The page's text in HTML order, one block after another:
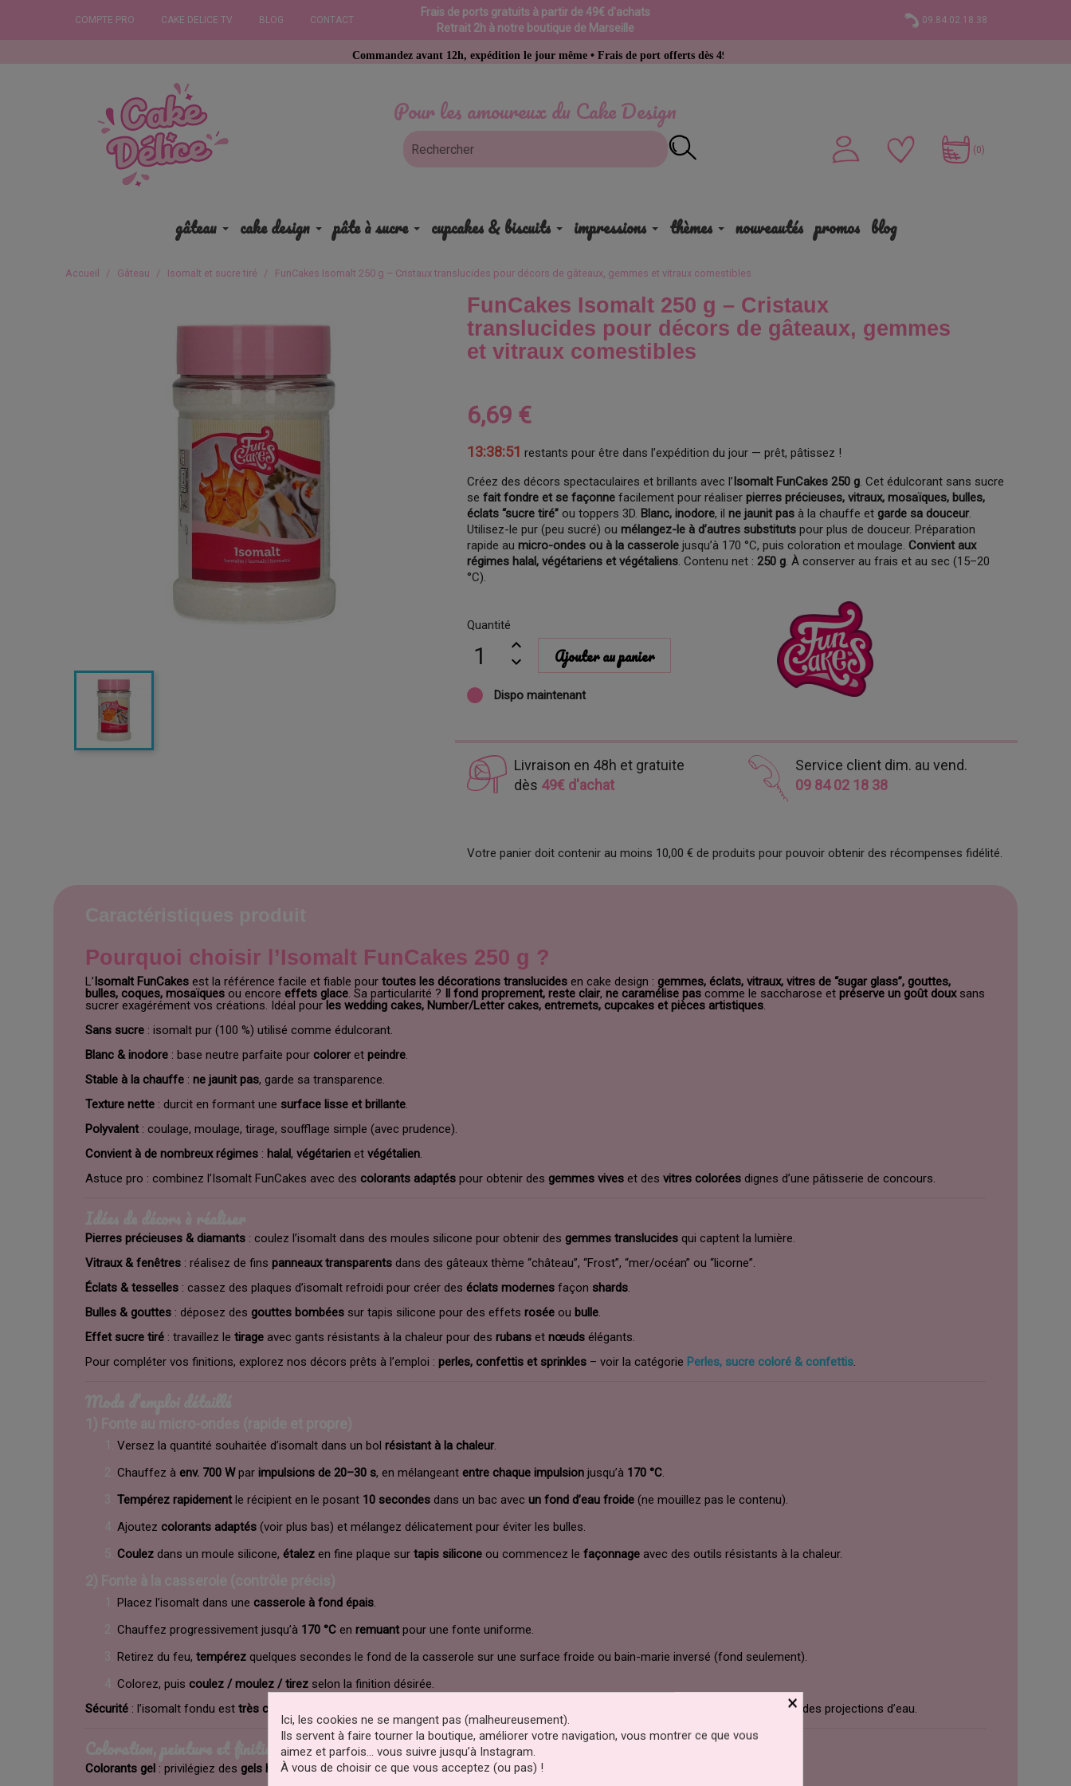
COMPTE PRO CAKE DELICE TV BLOG CONTACT
Frais de ports gratuits à partir de 49€ d'achats
Retrait 2h à notre boutique de Marseille
09.84.02.18.38
Pour les amoureux du Cake Design
Commandez avant 12h, expédition le jour même • Frais de port offerts dès 49 € d’achat
(0)
gâteau cake design pâte à sucre cupcakes & biscuits impressions thèmes nouveautés promos blog
Accueil Gâteau Isomalt et sucre tiré FunCakes Isomalt 250 g – Cristaux translucides pour décors de gâteaux, gemmes et vitraux comestibles
FunCakes Isomalt 250 g – Cristaux
translucides pour décors de gâteaux, gemmes
et vitraux comestibles
6,69 €
13:38:50 restants pour être dans l’expédition du jour — prêt, pâtissez !
Créez des décors spectaculaires et brillants avec l’Isomalt FunCakes 250 g. Cet édulcorant sans sucre
sefait fondre et se façonne facilement pour réaliserpierres précieuses, vitraux, mosaïques, bulles,
éclats “sucre tiré” ou toppers 3D. Blanc, inodore, ilne jaunit pas à la chauffe etgarde sa douceur.
Utilisez-le pur (peu sucré) oumélangez-le à d’autres substituts pour plus de douceur. Préparation
rapide aumicro-ondes ou à la casserole jusqu’à 170 °C, puis coloration et moulage.Convient aux
régimes halal, végétariens et végétaliens. Contenu net :250 g. À conserver au frais et au sec (15–20
°C).
Quantité
Ajouter au panier
Dispo maintenant
Livraison en 48h et gratuite
dès 49€ d'achat
Service client dim. au vend.
09 84 02 18 38
Votre panier doit contenir au moins 10,00 € de produits pour pouvoir obtenir des récompenses fidélité.
Pourquoi choisir l’Isomalt FunCakes 250 g ?
L’IsomaltFunCakes est la référence facile et fiable pourtoutes les décorations translucides en cake design :gemmes, éclats, vitraux, vitres de “sugar glass”, gouttes,
bulles, coques, mosaïques ou encoreeffets glace. Sa particularité ? Il fond proprement, reste clair,ne caramélise pas comme le saccharose etpréserve un goût douxsans
sucrer exagérément vos créations. Idéal pour les wedding cakes, Number/Letter cakes, entremets, cupcakes et pièces artistiques.
Sans sucre : isomalt pur (100 %) utilisé comme édulcorant.
Blanc & inodore : base neutre parfaite pourcoloreretpeindre.
Stable à la chauffe :ne jaunit pas, garde sa transparence.
Texture nette : durcit en formant unesurface lisse et brillante.
Polyvalent: coulage, moulage, tirage, soufflage simple (avec prudence).
Convient à de nombreux régimes : halal,végétarien etvégétalien.
Astuce pro : combinez l’Isomalt FunCakes avec descolorants adaptés pour obtenir desgemmes vives et desvitres colorées dignes d’une pâtisserie de concours.
Pierres précieuses & diamants : coulez l’isomalt dans des moules silicone pour obtenir desgemmes translucides qui captent la lumière.
Vitraux & fenêtres : réalisez de finspanneaux transparents dans des gâteaux thème “château”, “Frost”, “mer/océan” ou “licorne”.
Éclats & tesselles : cassez des plaques d’isomalt refroidi pour créer deséclats modernes façonshards.
Bulles & gouttes : déposez desgouttes bombées sur tapis silicone pour des effetsrosée ou bulle.
Effet sucre tiré : travaillez letirage avec gants résistants à la chaleur pour desrubans etnœuds élégants.
Pour compléter vos finitions, explorez nos décors prêts à l’emploi :perles, confettis et sprinkles – voir la catégorie Perles, sucre coloré & confettis.
Versez la quantité souhaitée d’isomalt dans un bolrésistant à la chaleur.
Chauffez àenv. 700 Wparimpulsions de 20–30 s, en mélangeantentre chaque impulsion jusqu’à 170 °C.
Tempérez rapidementle récipient en le posant 10 secondes dans un bac avecun fond d’eau froide (ne mouillez pas le contenu).
Ajoutezcolorants adaptés (voir plus bas) et mélangez délicatement pour éviter les bulles.
Coulez dans un moule silicone,étalez en fine plaque surtapis silicone ou commencez lefaçonnage avec des outils résistants à la chaleur.
Placez l’isomalt dans unecasserole à fond épais.
Chauffez progressivement jusqu’à 170 °C enremuantpour une fonte uniforme.
Retirez du feu,tempérez quelques secondes le fond de la casserole sur une surface froide ou bain-marie inversé (fond seulement).
Colorez, puiscoulez / moulez / tirez selon la finition désirée.
Sécurité : l’isomalt fondu esttrès chaud . Travaillez loin des enfants et des projections d’eau.
Coloration, peinture et finitions
Colorants gel : privilégiez desgels hydrosolublesconcentrés. Quelques gouttes suffisent. Découvrez nos
×
Ici, les cookies ne se mangent pas (malheureusement).
Ils servent à faire tourner la boutique, améliorer votre navigation, vous montrer ce que vous
aimez et parfois… vous suivre jusqu’à Instagram.
À vous de choisir ce que vous acceptez (ou pas) !